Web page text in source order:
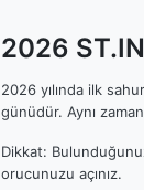
2026
2026 yılında ilk
günüdür. Aynı
Dikkat:
orucunuzu açınız.